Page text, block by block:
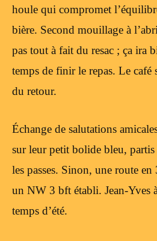
houle qui compromet
bière. Second mouillage à
pas tout à fait du resac ; ça ira
temps de finir le repas. Le café
du retour.
Échange de salutations
sur leur petit bolide bleu,
les passes. Sinon, une route
un NW 3 bft établi. Jean-Yves
temps d’été.